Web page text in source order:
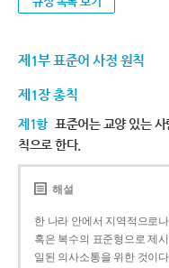
제1부 표준어 사정 원칙
제1장 총칙
제1항 표준어는 교양 있는
칙으로 한다.
해설
한 나라 안에서 지역적으로
혹은 복수의 표준형으로 제
일된 의사소통을 위한 것이